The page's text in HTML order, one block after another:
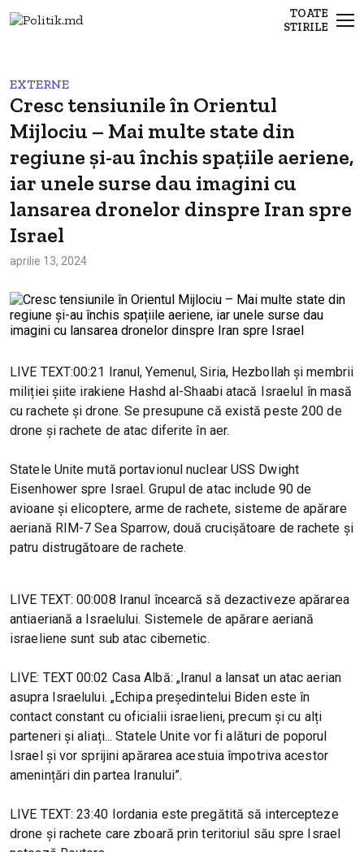
TOATE
STIRILE
EXTERNE
Cresc tensiunile în Orientul
Mijlociu – Mai multe state din
regiune și-au închis spațiile aeriene,
iar unele surse dau imagini cu
lansarea dronelor dinspre Iran spre
Israel
aprilie 13, 2024
LIVE TEXT:00:21 Iranul, Yemenul, Siria, Hezbollah și membrii
miliției șiite irakiene Hashd al-Shaabi atacă Israelul în masă
cu rachete și drone. Se presupune că există peste 200 de
drone și rachete de atac diferite în aer.
Statele Unite mută portavionul nuclear USS Dwight
Eisenhower spre Israel. Grupul de atac include 90 de
avioane și elicoptere, arme de rachete, sisteme de apărare
aeriană RIM-7 Sea Sparrow, două crucișătoare de rachete și
patru distrugătoare de rachete.
LIVE TEXT: 00:008 Iranul încearcă să dezactiveze apărarea
antiaeriană a Israelului. Sistemele de apărare aeriană
israeliene sunt sub atac cibernetic.
LIVE: TEXT 00:02 Casa Albă: „Iranul a lansat un atac aerian
asupra Israelului. „Echipa președintelui Biden este în
contact constant cu oficialii israelieni, precum și cu alți
parteneri și aliați... Statele Unite vor fi alături de poporul
Israel și vor sprijini apărarea acestuia împotriva acestor
amenințări din partea Iranului”.
LIVE TEXT: 23:40 Iordania este pregătită să intercepteze
drone și rachete care zboară prin teritoriul său spre Israel